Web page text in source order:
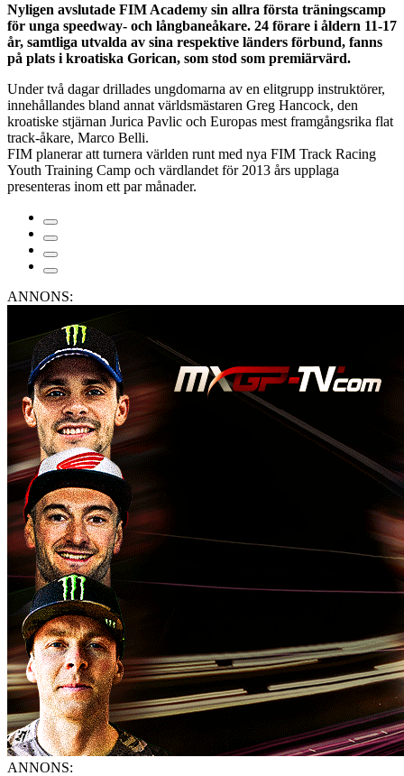
Nyligen avslutade FIM Academy sin allra första träningscamp
för unga speedway- och långbaneåkare. 24 förare i åldern 11-17
år, samtliga utvalda av sina respektive länders förbund, fanns
på plats i kroatiska Gorican, som stod som premiärvärd.
Under två dagar drillades ungdomarna av en elitgrupp instruktörer,
innehållandes bland annat världsmästaren Greg Hancock, den
kroatiske stjärnan Jurica Pavlic och Europas mest framgångsrika flat
track-åkare, Marco Belli.
FIM planerar att turnera världen runt med nya FIM Track Racing
Youth Training Camp och värdlandet för 2013 års upplaga
presenteras inom ett par månader.
ANNONS:
ANNONS: